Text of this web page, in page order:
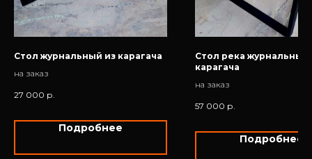
Стол журнальный из карагача
на заказ
27 000 р.
Подробнее
Стол река журнальный
карагача
на заказ
57 000 р.
Подробнее